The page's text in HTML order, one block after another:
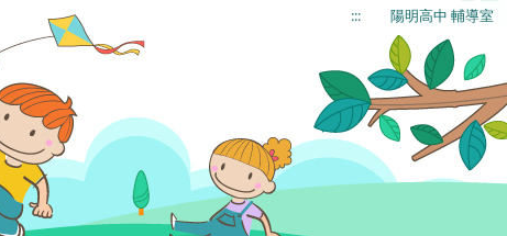
::: 陽明高中 輔導室